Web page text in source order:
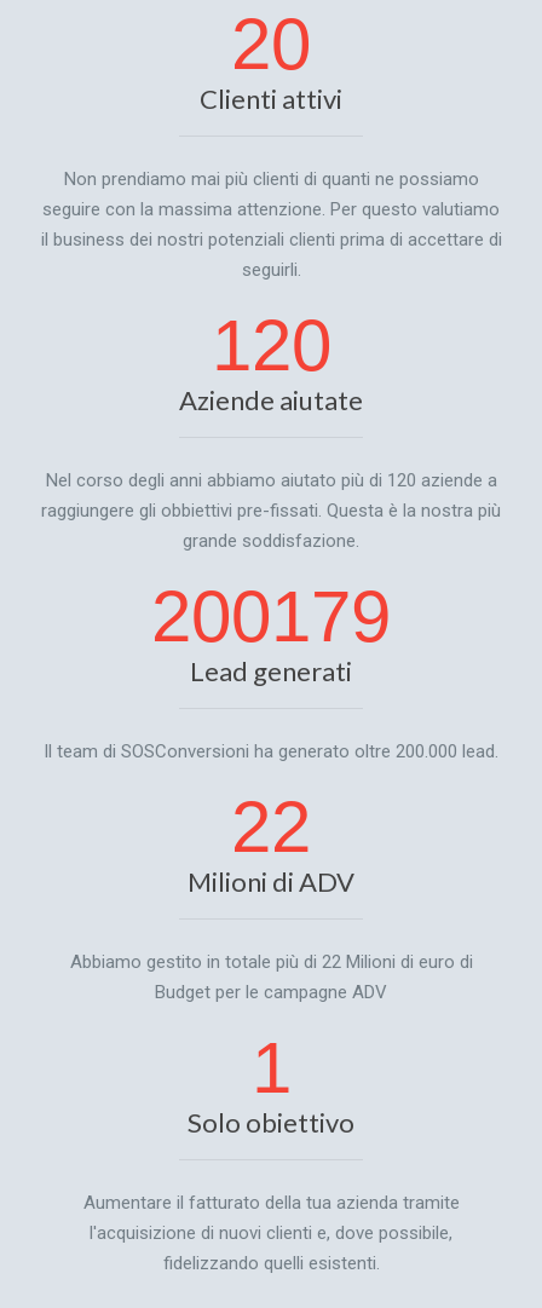
20
Clienti attivi
Non prendiamo mai più clienti di quanti ne possiamo
seguire con la massima attenzione. Per questo valutiamo
il business dei nostri potenziali clienti prima di accettare di
seguirli.
120
Aziende aiutate
Nel corso degli anni abbiamo aiutato più di 120 aziende a
raggiungere gli obbiettivi pre-fissati. Questa è la nostra più
grande soddisfazione.
200179
Lead generati
Il team di SOSConversioni ha generato oltre 200.000 lead.
22
Milioni di ADV
Abbiamo gestito in totale più di 22 Milioni di euro di
Budget per le campagne ADV
1
Solo obiettivo
Aumentare il fatturato della tua azienda tramite
l'acquisizione di nuovi clienti e, dove possibile,
fidelizzando quelli esistenti.